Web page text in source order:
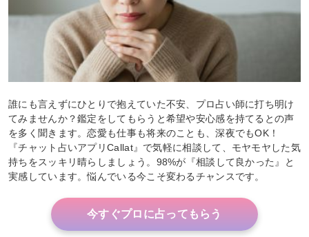
誰にも言えずにひとりで抱えていた不安、プロ占い師に打ち明け
てみませんか？鑑定をしてもらうと希望や安心感を持てるとの声
を多く聞きます。恋愛も仕事も将来のことも、深夜でもOK！
『チャット占いアプリCallat』で気軽に相談して、モヤモヤした気
持ちをスッキリ晴らしましょう。98%が『相談して良かった』と
実感しています。悩んでいる今こそ変わるチャンスです。
今すぐプロに占ってもらう